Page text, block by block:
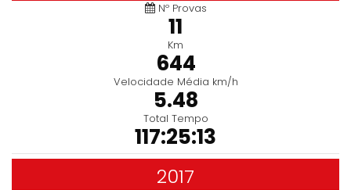
Nº Provas
11
Km
644
Velocidade Média km/h
5.48
Total Tempo
117:25:13
2017